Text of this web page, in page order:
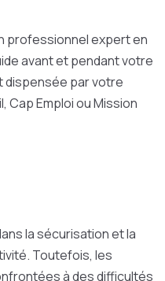
professionnel expert en
avant et pendant votre
dispensée par votre
Cap Emploi ou Mission
la sécurisation et la
Toutefois, les
à des difficultés